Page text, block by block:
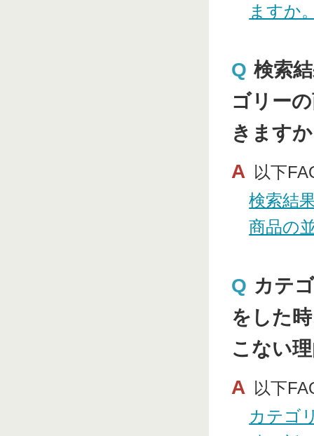
ますか
Q 検索
ゴリー
きます
A
以下
検索結
商品の
Q カテ
をした
こない
A
以下
カテゴ